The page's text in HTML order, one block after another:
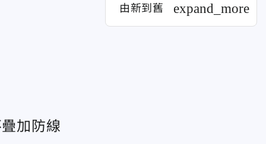
由新到舊 expand_more
加防線